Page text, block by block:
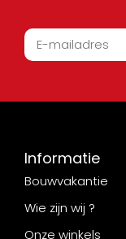
Informatie
Bouwvakantie
Wie zijn wij ?
Onze winkels